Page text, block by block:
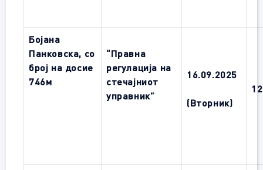
Бојана
Панковска, со
број на досие
746м
“Правна
регулација на
стечајниот
управник”
16.09.2025
(Вторник)